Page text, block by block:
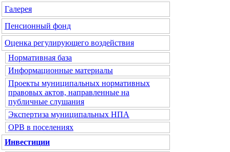
Галерея
Пенсионный фонд
Оценка регулирующего воздействия
Нормативная база
Информационные материалы
Проекты муниципальных нормативных
правовых актов, направленные на
публичные слушания
Экспертиза муниципальных НПА
ОРВ в поселениях
Инвестиции